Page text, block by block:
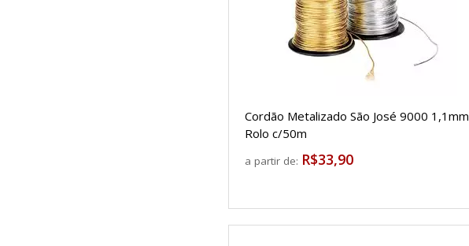
Cordão Metalizado São José 9000 1,1mm
Rolo c/50m
a partir de: R$33,90